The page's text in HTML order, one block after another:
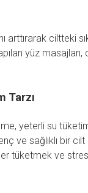
arttırarak ciltteki
yüz
Tarzı
yeterli su
ve sağlıklı bir
tüketmek ve